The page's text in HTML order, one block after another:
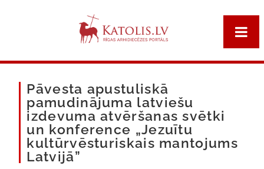
Pāvesta apustuliskā
pamudinājuma latviešu
izdevuma atvēršanas svētki
un konference „Jezuītu
kultūrvēsturiskais mantojums
Latvijā”